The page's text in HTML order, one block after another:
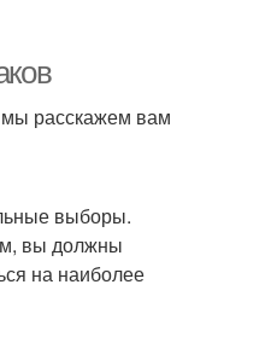
мы расскажем вам
выборы.
вы должны
на наиболее